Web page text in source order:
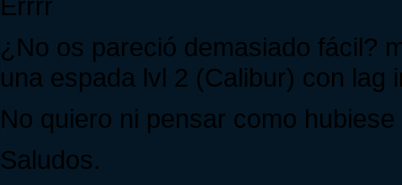
Errrr
¿No os pareció demasiado fácil?
una espada lvl 2 (Calibur) con lag
No quiero ni pensar como
Saludos.